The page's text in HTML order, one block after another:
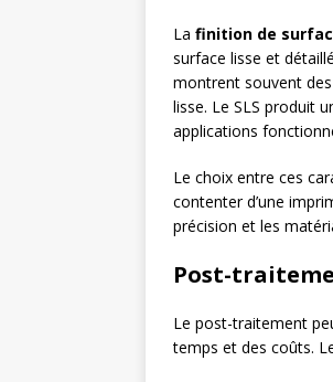
La finition de
surface lisse et
montrent souvent
lisse. Le SLS produit
applications
Le choix entre ces
contenter d’une
précision et les
Post-
Le post-traitement
temps et des coûts.